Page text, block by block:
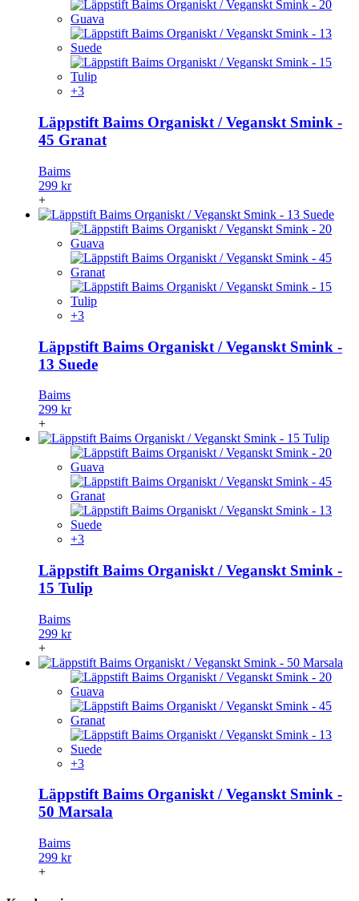
+3
Läppstift Baims Organiskt / Veganskt Smink -
45 Granat
Baims
299 kr
+
+3
Läppstift Baims Organiskt / Veganskt Smink -
13 Suede
Baims
299 kr
+
+3
Läppstift Baims Organiskt / Veganskt Smink -
15 Tulip
Baims
299 kr
+
+3
Läppstift Baims Organiskt / Veganskt Smink -
50 Marsala
Baims
299 kr
+